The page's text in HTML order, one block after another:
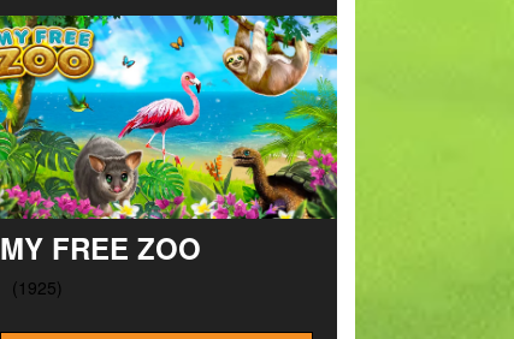
MY FREE ZOO